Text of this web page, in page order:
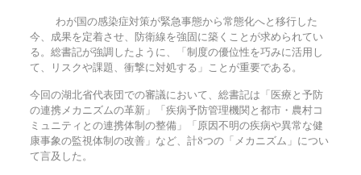
わが国の感染症対策が緊急事態から常態化へと移行した
今、成果を定着させ、防衛線を強固に築くことが求められてい
る。総書記が強調したように、「制度の優位性を巧みに活用し
て、リスクや課題、衝撃に対処する」ことが重要である。
今回の湖北省代表団での審議において、総書記は「医療と予防
の連携メカニズムの革新」「疾病予防管理機関と都市・農村コ
ミュニティとの連携体制の整備」「原因不明の疾病や異常な健
康事象の監視体制の改善」など、計8つの「メカニズム」につい
て言及した。